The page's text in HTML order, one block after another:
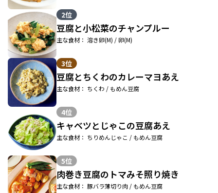
2位
豆腐と小松菜のチャンプルー
主な食材： 溶き卵(M) / 卵(M)
3位
豆腐とちくわのカレーマヨあえ
主な食材： ちくわ / もめん豆腐
4位
キャベツとじゃこの豆腐あえ
主な食材： ちりめんじゃこ / もめん豆腐
5位
肉巻き豆腐のトマみそ照り焼き
主な食材： 豚バラ薄切り肉 / もめん豆腐